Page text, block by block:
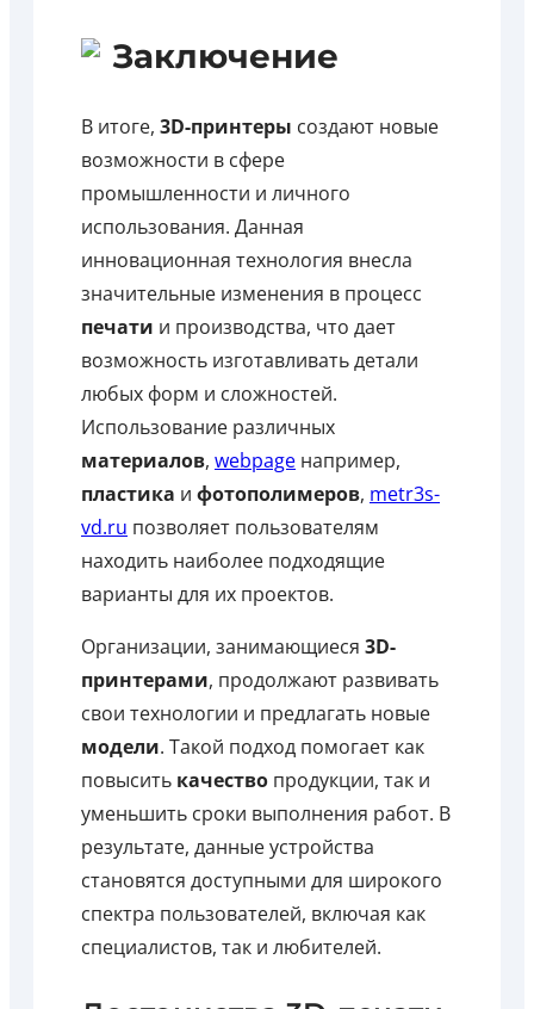
Заключение
В итоге, 3D-принтеры создают новые
возможности в сфере
промышленности и личного
использования. Данная
инновационная технология внесла
значительные изменения в процесс
печати и производства, что дает
возможность изготавливать детали
любых форм и сложностей.
Использование различных
материалов, webpage например,
пластика и фотополимеров, metr3s-
vd.ru позволяет пользователям
находить наиболее подходящие
варианты для их проектов.
Организации, занимающиеся 3D-
принтерами, продолжают развивать
свои технологии и предлагать новые
модели. Такой подход помогает как
повысить качество продукции, так и
уменьшить сроки выполнения работ. В
результате, данные устройства
становятся доступными для широкого
спектра пользователей, включая как
специалистов, так и любителей.